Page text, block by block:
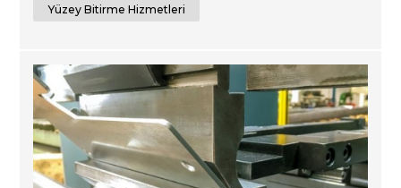
Yüzey Bitirme Hizmetleri